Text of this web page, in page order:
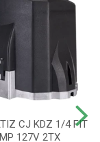
CJ KDZ 1/4 FIT
127V 2TX